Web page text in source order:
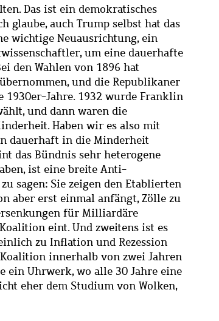
Das ist ein demokratisches
glaube, auch Trump selbst hat das
wichtige Neuausrichtung, ein
um eine dauerhafte
den Wahlen von 1896 hat
und die Republikaner
Jahre. 1932 wurde Franklin
und dann waren die
Haben wir es also mit
dauerhaft in die Minderheit
das Bündnis sehr heterogene
ist eine breite Anti-
sagen: Sie zeigen den Etablierten
aber erst einmal anfängt, Zölle zu
für Milliardäre
eint. Und zweitens ist es
zu Inflation und Rezession
innerhalb von zwei Jahren
Uhrwerk, wo alle 30 Jahre eine
eher dem Studium von Wolken,